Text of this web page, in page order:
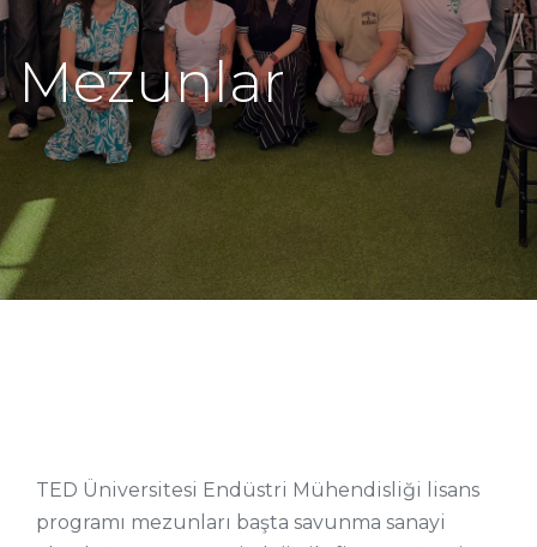
Mezunlar
TED Üniversitesi Endüstri Mühendisliği lisans
programı mezunları başta savunma sanayi